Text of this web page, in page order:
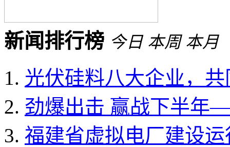
新闻排行榜 今日 本周 本月
光伏硅料八大企业，
劲爆出击 赢战下半年
福建省虚拟电厂建设